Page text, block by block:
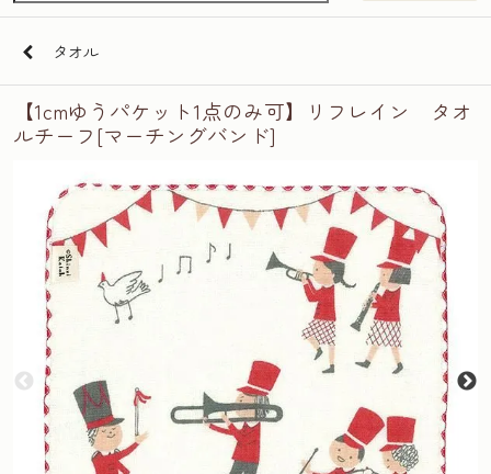
タオル
【1cmゆうパケット1点のみ可】リフレイン タオ
ルチーフ[マーチングバンド]